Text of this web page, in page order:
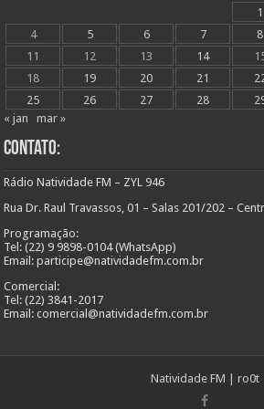
1
4
5 6 7 8
11
12 13 14
18
19 20 21
25
26 27 28
« jan
mar »
Contato:
Rádio Natividade FM – ZYL 946
Rua Dr. Raul Travassos, 01 – Salas 201/202 –
Programação:
Tel: (22) 9 9898-0104 (WhatsApp)
Email: participe@natividadefm.com.br
Comercial:
Tel: (22) 3841-2017
Email: comercial@natividadefm.com.br
Natividade FM ro0t